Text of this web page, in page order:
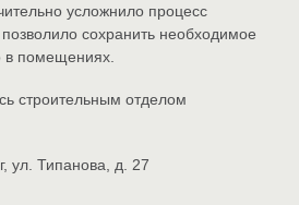
усложнило процесс
сохранить необходимое
в помещениях.
строительным отделом
ул. Типанова, д. 27